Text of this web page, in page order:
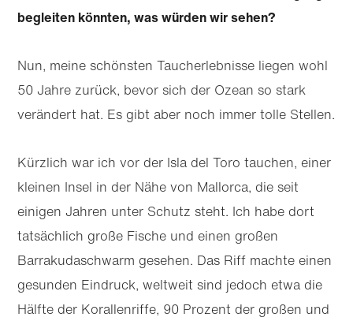
begleiten könnten, was würden wir sehen?
Nun, meine schönsten Taucherlebnisse liegen wohl
50 Jahre zurück, bevor sich der Ozean so stark
verändert hat. Es gibt aber noch immer tolle Stellen.
Kürzlich war ich vor der Isla del Toro tauchen, einer
kleinen Insel in der Nähe von Mallorca, die seit
einigen Jahren unter Schutz steht. Ich habe dort
tatsächlich große Fische und einen großen
Barrakudaschwarm gesehen. Das Riff machte einen
gesunden Eindruck, weltweit sind jedoch etwa die
Hälfte der Korallenriffe, 90 Prozent der großen und